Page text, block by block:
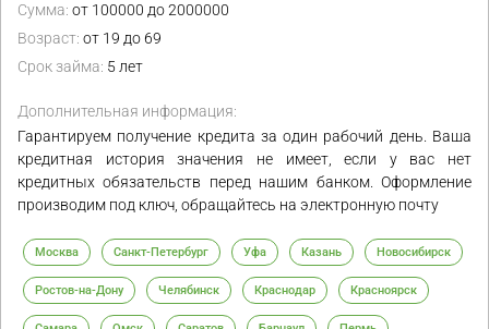
Сумма: от 100000 до 2000000
Возраст: от 19 до 69
Срок займа: 5 лет
Дополнительная информация:
Гарантируем получение кредита за один рабочий день. Ваша
кредитная история значения не имеет, если у вас нет
кредитных обязательств перед нашим банком. Оформление
производим под ключ, обращайтесь на электронную почту
Москва Санкт-Петербург Уфа Казань Новосибирск
Ростов-на-Дону Челябинск Краснодар Красноярск